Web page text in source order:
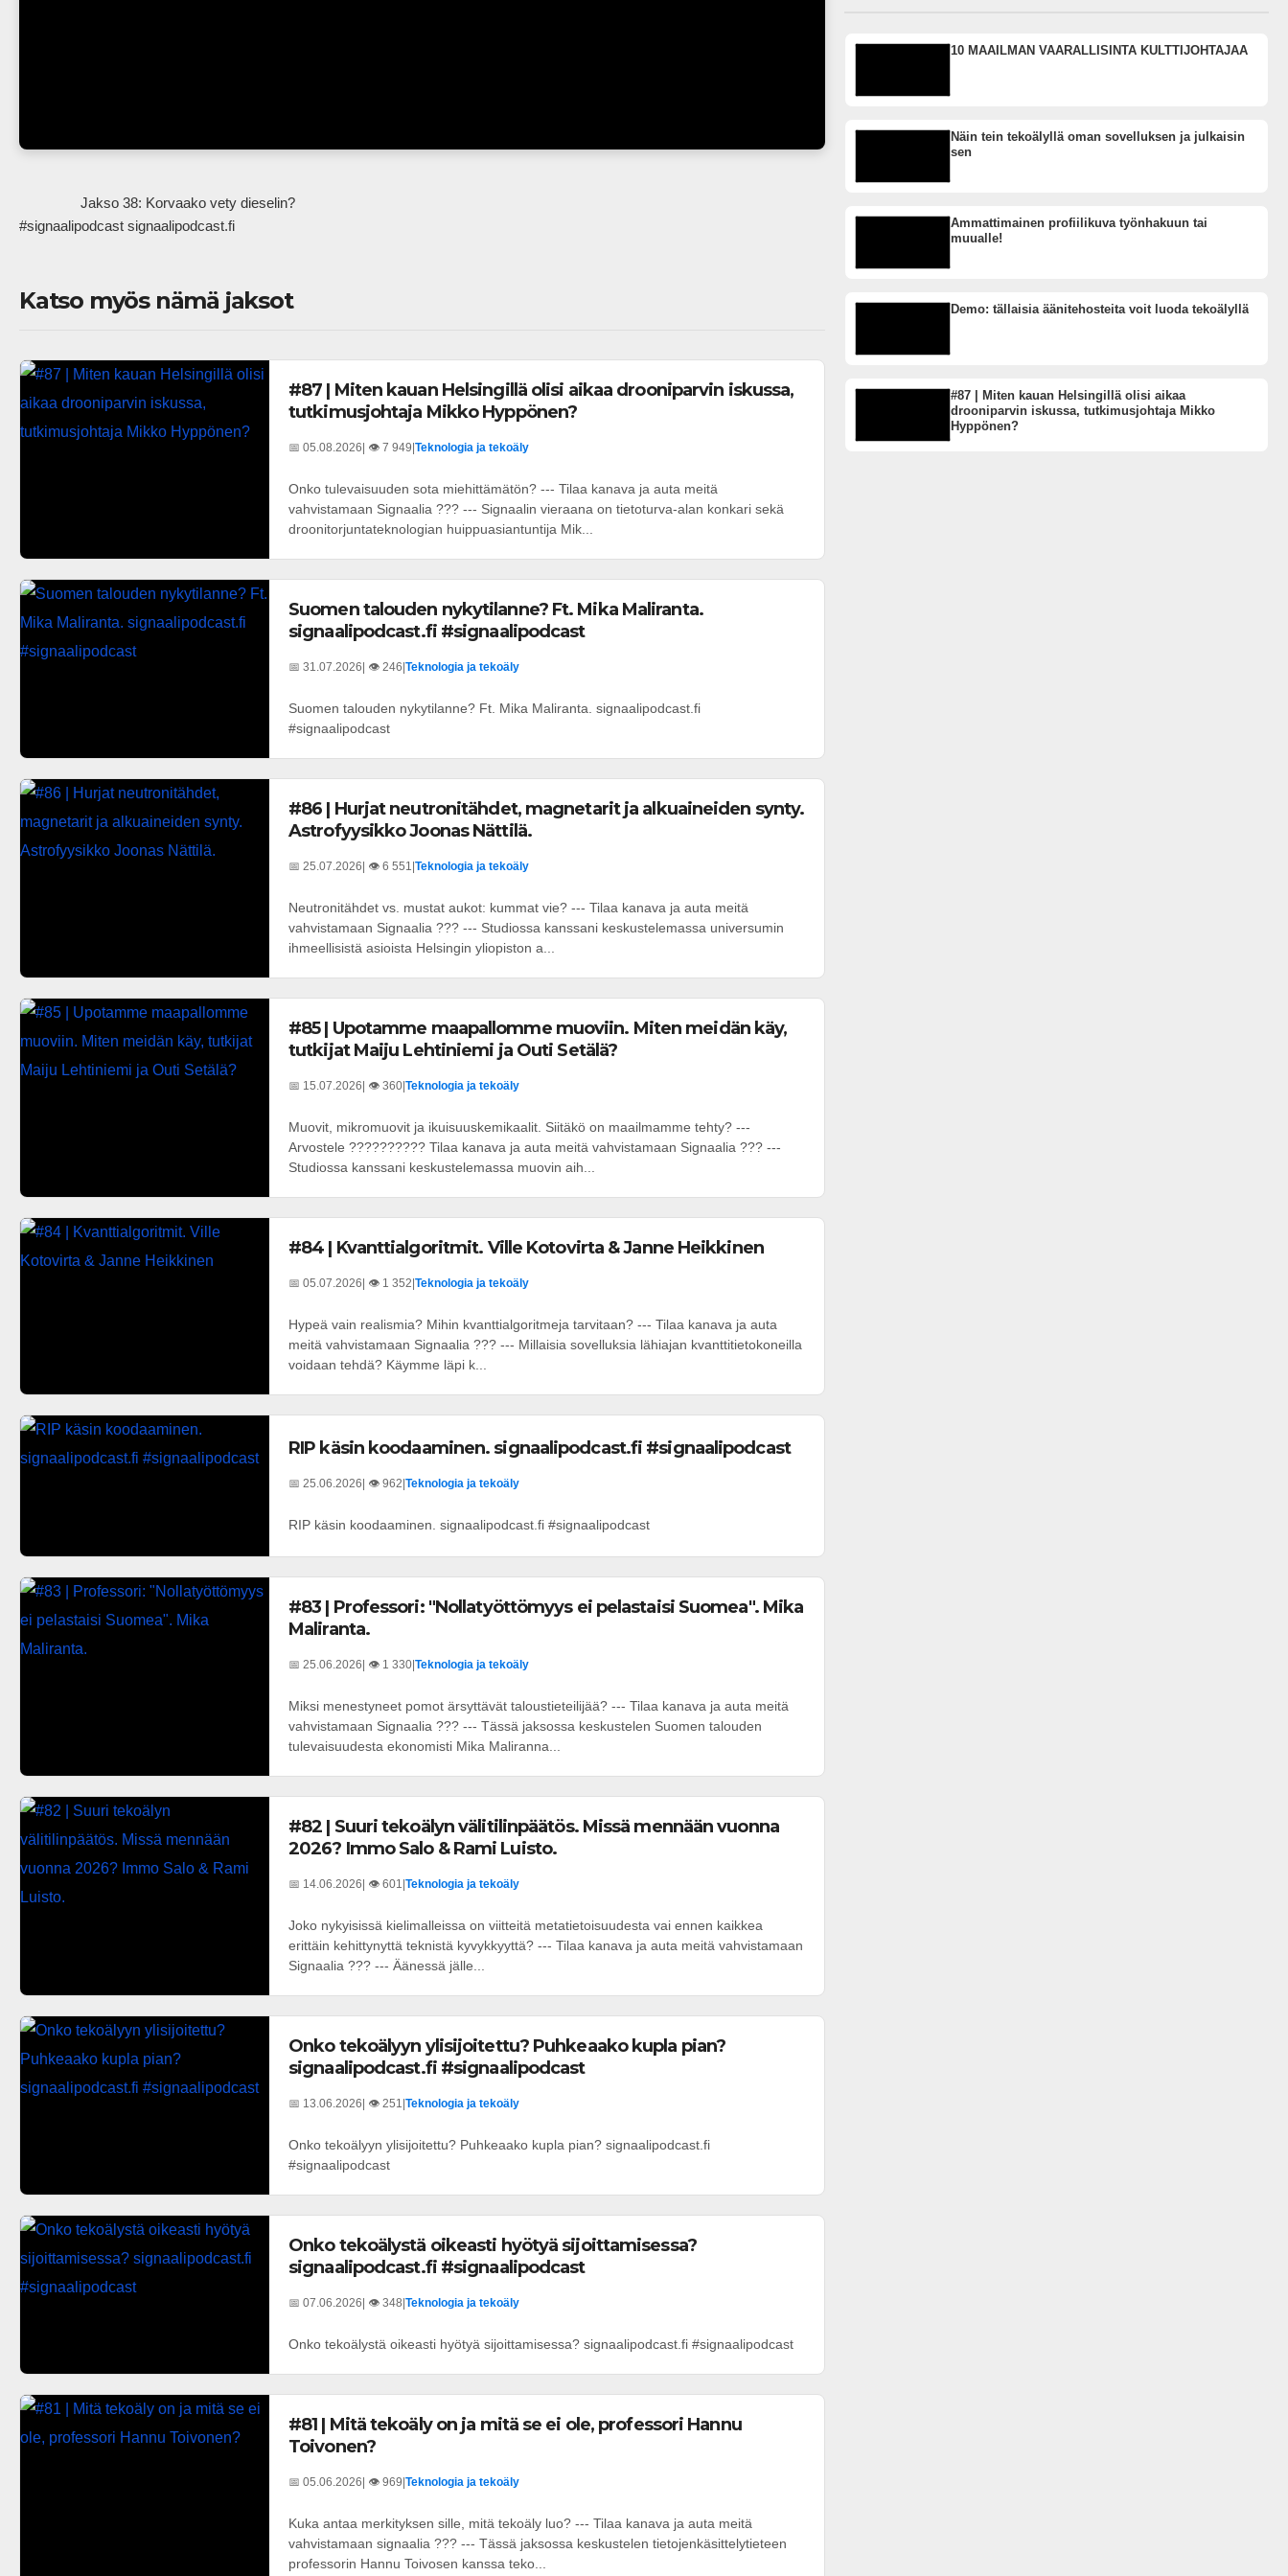
#signaalipodcast signaalipodcast.fi
Katso myös nämä jaksot
#87 | Miten kauan Helsingillä olisi aikaa drooniparvin iskussa,
tutkimusjohtaja Mikko Hyppönen?
📅 05.08.2026 | 👁️ 7 949 Teknologia ja tekoäly
Onko tulevaisuuden sota miehittämätön? --- Tilaa kanava ja auta meitä
vahvistamaan Signaalia ??? --- Signaalin vieraana on tietoturva-alan konkari sekä
droonitorjuntateknologian huippuasiantuntija Mik...
Suomen talouden nykytilanne? Ft. Mika Maliranta.
signaalipodcast.fi #signaalipodcast
📅 31.07.2026 | 👁️ 246 Teknologia ja tekoäly
Suomen talouden nykytilanne? Ft. Mika Maliranta. signaalipodcast.fi
#signaalipodcast
#86 | Hurjat neutronitähdet, magnetarit ja alkuaineiden synty.
Astrofyysikko Joonas Nättilä.
📅 25.07.2026 | 👁️ 6 551 Teknologia ja tekoäly
Neutronitähdet vs. mustat aukot: kummat vie? --- Tilaa kanava ja auta meitä
vahvistamaan Signaalia ??? --- Studiossa kanssani keskustelemassa universumin
ihmeellisistä asioista Helsingin yliopiston a...
#85 | Upotamme maapallomme muoviin. Miten meidän käy,
tutkijat Maiju Lehtiniemi ja Outi Setälä?
📅 15.07.2026 | 👁️ 360 Teknologia ja tekoäly
Muovit, mikromuovit ja ikuisuuskemikaalit. Siitäkö on maailmamme tehty? ---
Arvostele ?????????? Tilaa kanava ja auta meitä vahvistamaan Signaalia ??? ---
Studiossa kanssani keskustelemassa muovin aih...
#84 | Kvanttialgoritmit. Ville Kotovirta & Janne Heikkinen
📅 05.07.2026 | 👁️ 1 352 Teknologia ja tekoäly
Hypeä vain realismia? Mihin kvanttialgoritmeja tarvitaan? --- Tilaa kanava ja auta
meitä vahvistamaan Signaalia ??? --- Millaisia sovelluksia lähiajan kvanttitietokoneilla
voidaan tehdä? Käymme läpi k...
RIP käsin koodaaminen. signaalipodcast.fi #signaalipodcast
📅 25.06.2026| 👁️ 962|Teknologia ja tekoäly
RIP käsin koodaaminen. signaalipodcast.fi #signaalipodcast
#83 | Professori: "Nollatyöttömyys ei pelastaisi Suomea". Mika
Maliranta.
📅 25.06.2026| 👁️ 1 330|Teknologia ja tekoäly
Miksi menestyneet pomot ärsyttävät taloustieteilijää? --- Tilaa kanava ja auta meitä
vahvistamaan Signaalia ??? --- Tässä jaksossa keskustelen Suomen talouden
tulevaisuudesta ekonomisti Mika Maliranna...
#82 | Suuri tekoälyn välitilinpäätös. Missä mennään vuonna
2026? Immo Salo & Rami Luisto.
📅 14.06.2026| 👁️ 601 |Teknologia ja tekoäly
Joko nykyisissä kielimalleissa on viitteitä metatietoisuudesta vai ennen kaikkea
erittäin kehittynyttä teknistä kyvykkyyttä? --- Tilaa kanava ja auta meitä vahvistamaan
Signaalia ??? --- Äänessä jälle...
Onko tekoälyyn ylisijoitettu? Puhkeaako kupla pian?
signaalipodcast.fi #signaalipodcast
📅 13.06.2026| 👁️ 251 |Teknologia ja tekoäly
Onko tekoälyyn ylisijoitettu? Puhkeaako kupla pian? signaalipodcast.fi
#signaalipodcast
Onko tekoälystä oikeasti hyötyä sijoittamisessa?
signaalipodcast.fi #signaalipodcast
📅 07.06.2026| 👁️ 348|Teknologia ja tekoäly
Onko tekoälystä oikeasti hyötyä sijoittamisessa? signaalipodcast.fi #signaalipodcast
#81 | Mitä tekoäly on ja mitä se ei ole, professori Hannu
Toivonen?
📅 05.06.2026| 👁️ 969|Teknologia ja tekoäly
Kuka antaa merkityksen sille, mitä tekoäly luo? --- Tilaa kanava ja auta meitä
vahvistamaan signaalia ??? --- Tässä jaksossa keskustelen tietojenkäsittelytieteen
professorin Hannu Toivosen kanssa teko...
10 MAAILMAN VAARALLISINTA KULTTIJOHTAJAA
Näin tein tekoälyllä oman sovelluksen ja julkaisin
sen
Ammattimainen profiilikuva työnhakuun tai
muualle!
Demo: tällaisia äänitehosteita voit luoda tekoälyllä
#87 | Miten kauan Helsingillä olisi aikaa
drooniparvin iskussa, tutkimusjohtaja Mikko
Hyppönen?